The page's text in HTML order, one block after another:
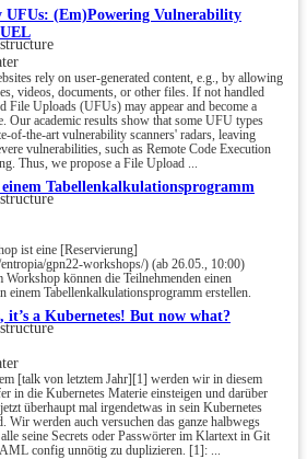
UFUs: (Em)Powering Vulnerability
rely on user-generated content, e.g., by allowing
videos, documents, or other files. If not handled
File Uploads (UFUs) may appear and become a
Our academic results show that some UFU types
of-the-art vulnerability scanners' radars, leaving
vulnerabilities, such as Remote Code Execution
Thus, we propose a File Upload ...
Tabellenkalkulationsprogramm
ist eine [Reservierung]
gpn22-workshops/) (ab 26.05., 10:00)
können die Teilnehmenden einen
einem Tabellenkalkulationsprogramm erstellen.
it’s a Kubernetes! But now what?
[talk von letztem Jahr][1] werden wir in diesem
in die Kubernetes Materie einsteigen und darüber
überhaupt mal irgendetwas in sein Kubernetes
Wir werden auch versuchen das ganze halbwegs
seine Secrets oder Passwörter im Klartext in Git
config unnötig zu duplizieren. [1]: ...